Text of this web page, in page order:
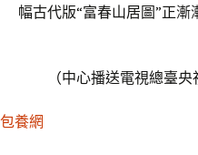
幅古代版“富春山居圖”正漸
（中心播送電視總臺央
包養網